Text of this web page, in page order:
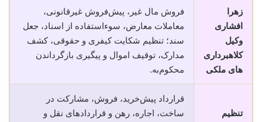
زهرا
افشاری
وکیل
کلاهبرداری
های ملکی
فروش مال غیر، پیش‌فروش غیرقانونی،
معاملات معارض، سوء‌استفاده از اسناد، جعل
سند؛ تنظیم شکایت کیفری و حقوقی، کشف
مدارک، توقیف اموال و پیگیری بازگرداندن
محکوم‌به.
تنظیم
قرارداد پیش‌خرید، فروش، مشارکت در
ساخت، اجاره، رهن و قراردادهای نقل و